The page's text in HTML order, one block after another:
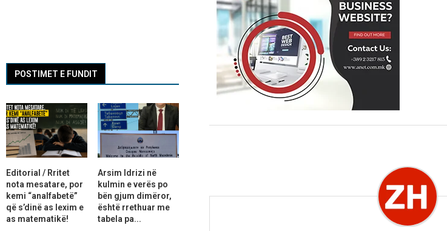
POSTIMET E FUNDIT
Editorial / Rritet
nota mesatare, por
kemi “analfabetë”
që s’dinë as lexim e
as matematikë!
Arsim Idrizi në
kulmin e verës po
bën gjum dimëror,
është rrethuar me
tabela pa...